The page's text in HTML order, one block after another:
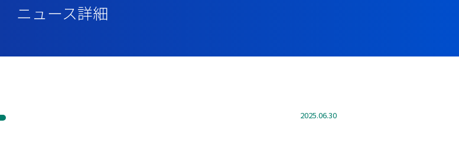
ニュース詳細
2025.06.30